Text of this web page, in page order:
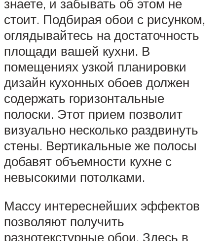
знаете, и забывать об этом не
стоит. Подбирая обои с рисунком,
оглядывайтесь на достаточность
площади вашей кухни. В
помещениях узкой планировки
дизайн кухонных обоев должен
содержать горизонтальные
полоски. Этот прием позволит
визуально несколько раздвинуть
стены. Вертикальные же полосы
добавят объемности кухне с
невысокими потолками.
Массу интереснейших эффектов
позволяют получить
разнотекстурные обои. Здесь в